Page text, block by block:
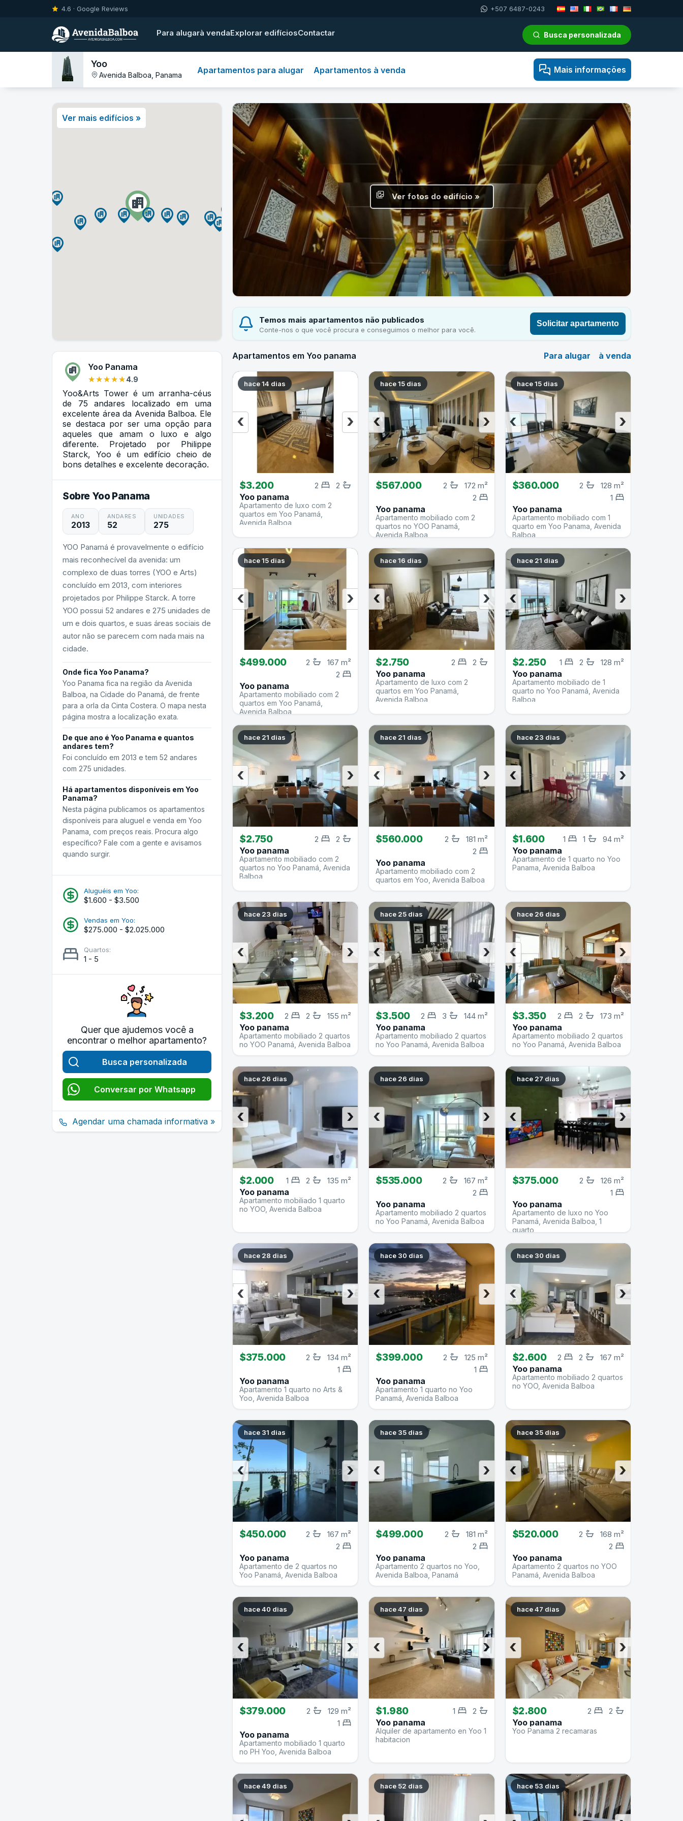
4.6 · Google Reviews +507 6487-0243
Para alugarà vendaExplorar edifíciosContactar Busca personalizada
Yoo
Avenida Balboa, Panama Apartamentos para alugar Apartamentos à venda Mais informações
Ver mais edifícios »
Yoo Panama
★★★★★
★★★★★4.9
Yoo&Arts Tower é um arranha-céus
de 75 andares localizado em uma
excelente área da Avenida Balboa. Ele
se destaca por ser uma opção para
aqueles que amam o luxo e algo
diferente. Projetado por Philippe
Starck, Yoo é um edifício cheio de
bons detalhes e excelente decoração.
Sobre Yoo Panama
ANO
2013
ANDARES
52
UNIDADES
275
YOO Panamá é provavelmente o edifício
mais reconhecível da avenida: um
complexo de duas torres (YOO e Arts)
concluído em 2013, com interiores
projetados por Philippe Starck. A torre
YOO possui 52 andares e 275 unidades de
um e dois quartos, e suas áreas sociais de
autor não se parecem com nada mais na
cidade.
Onde fica Yoo Panama?
Yoo Panama fica na região da Avenida
Balboa, na Cidade do Panamá, de frente
para a orla da Cinta Costera. O mapa nesta
página mostra a localização exata.
De que ano é Yoo Panama e quantos
andares tem?
Foi concluído em 2013 e tem 52 andares
com 275 unidades.
Há apartamentos disponíveis em Yoo
Panama?
Nesta página publicamos os apartamentos
disponíveis para aluguel e venda em Yoo
Panama, com preços reais. Procura algo
específico? Fale com a gente e avisamos
quando surgir.
Aluguéis em Yoo:
$1.600 - $3.500
Vendas em Yoo:
$275.000 - $2.025.000
Quartos:
1 - 5
Quer que ajudemos você a
encontrar o melhor apartamento?
Busca personalizada
Conversar por Whatsapp
Agendar uma chamada informativa »
Ver fotos do edifício »
Temos mais apartamentos não publicados
Conte-nos o que você procura e conseguimos o melhor para você.
Solicitar apartamento
Apartamentos em Yoo panama Para alugar à venda
hace 14 dias
›
‹
$3.200 2
2
Yoo panama
Apartamento de luxo com 2
quartos em Yoo Panamá,
Avenida Balboa
hace 15 dias
›
‹
$567.000 172 m²
2
2
Yoo panama
Apartamento mobiliado com 2
quartos no YOO Panamá,
Avenida Balboa
hace 15 dias
›
‹
$360.000 128 m²
2
1
Yoo panama
Apartamento mobiliado com 1
quarto em Yoo Panama, Avenida
Balboa
hace 15 dias
›
‹
$499.000 167 m²
2
2
Yoo panama
Apartamento mobiliado com 2
quartos em Yoo Panamá,
Avenida Balboa
hace 16 dias
›
‹
$2.750 2
2
Yoo panama
Apartamento de luxo com 2
quartos em Yoo Panamá,
Avenida Balboa
hace 21 dias
›
‹
$2.250 128 m²
2
1
Yoo panama
Apartamento mobiliado de 1
quarto no Yoo Panamá, Avenida
Balboa
hace 21 dias
›
‹
$2.750 2
2
Yoo panama
Apartamento mobiliado com 2
quartos no Yoo Panamá, Avenida
Balboa
hace 21 dias
›
‹
$560.000 181 m²
2
2
Yoo panama
Apartamento mobiliado com 2
quartos em Yoo, Avenida Balboa
hace 23 dias
›
‹
$1.600 94 m²
1
1
Yoo panama
Apartamento de 1 quarto no Yoo
Panama, Avenida Balboa
hace 23 dias
›
‹
$3.200 155 m²
2
2
Yoo panama
Apartamento mobiliado 2 quartos
no YOO Panamá, Avenida Balboa
hace 25 dias
›
‹
$3.500 144 m²
3
2
Yoo panama
Apartamento mobiliado 2 quartos
no Yoo Panamá, Avenida Balboa
hace 26 dias
›
‹
$3.350 173 m²
2
2
Yoo panama
Apartamento mobiliado 2 quartos
no Yoo Panamá, Avenida Balboa
hace 26 dias
›
‹
$2.000 135 m²
2
1
Yoo panama
Apartamento mobiliado 1 quarto
no YOO, Avenida Balboa
hace 26 dias
›
‹
$535.000 167 m²
2
2
Yoo panama
Apartamento mobiliado 2 quartos
no Yoo Panamá, Avenida Balboa
hace 27 dias
›
‹
$375.000 126 m²
2
1
Yoo panama
Apartamento de luxo no Yoo
Panamá, Avenida Balboa, 1
quarto
hace 28 dias
›
‹
$375.000 134 m²
2
1
Yoo panama
Apartamento 1 quarto no Arts &
Yoo, Avenida Balboa
hace 30 dias
›
‹
$399.000 125 m²
2
1
Yoo panama
Apartamento 1 quarto no Yoo
Panamá, Avenida Balboa
hace 30 dias
›
‹
$2.600 167 m²
2
2
Yoo panama
Apartamento mobiliado 2 quartos
no YOO, Avenida Balboa
hace 31 dias
›
‹
$450.000 167 m²
2
2
Yoo panama
Apartamento de 2 quartos no
Yoo Panamá, Avenida Balboa
hace 35 dias
›
‹
$499.000 181 m²
2
2
Yoo panama
Apartamento 2 quartos no Yoo,
Avenida Balboa, Panamá
hace 35 dias
›
‹
$520.000 168 m²
2
2
Yoo panama
Apartamento 2 quartos no YOO
Panamá, Avenida Balboa
hace 40 dias
›
‹
$379.000 129 m²
2
1
Yoo panama
Apartamento mobiliado 1 quarto
no PH Yoo, Avenida Balboa
hace 47 dias
›
‹
$1.980 2
1
Yoo panama
Alquiler de apartamento en Yoo 1
habitacion
hace 47 dias
›
‹
$2.800 2
2
Yoo panama
Yoo Panama 2 recamaras
hace 49 dias hace 52 dias hace 53 dias